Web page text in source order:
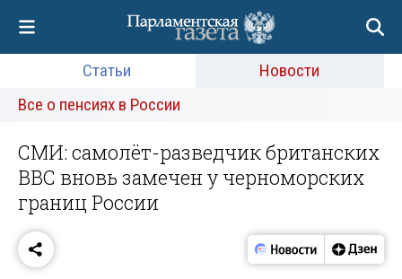
Статьи
Новости
Все о пенсиях в России
СМИ: самолёт-разведчик британских
ВВС вновь замечен у черноморских
границ России